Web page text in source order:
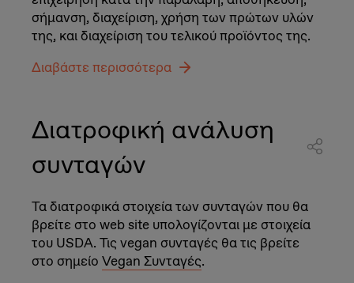
σήμανση, διαχείριση, χρήση των πρώτων υλών
της, και διαχείριση του τελικού προϊόντος της.
Διαβάστε περισσότερα
Διατροφική ανάλυση
συνταγών
Τα διατροφικά στοιχεία των συνταγών που θα
βρείτε στο web site υπολογίζονται με στοιχεία
του USDA. Τις vegan συνταγές θα τις βρείτε
στο σημείο Vegan Συνταγές.